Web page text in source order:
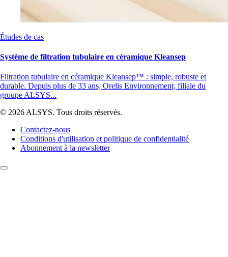
Études de cas
Système de filtration tubulaire en céramique Kleansep
Filtration tubulaire en céramique Kleansep™ : simple, robuste et
durable. Depuis plus de 33 ans, Orelis Environnement, filiale du
groupe ALSYS...
© 2026 ALSYS. Tous droits réservés.
Contactez-nous
Conditions d'utilisation et politique de confidentialité
Abonnement à la newsletter